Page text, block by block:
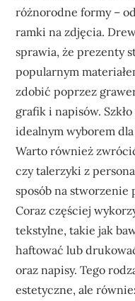
różnorodne formy –
ramki na zdjęcia.
sprawia, że prezenty
popularnym
zdobić poprzez
grafik i napisów.
idealnym wyborem
Warto również
czy talerzyki z
sposób na
Coraz częściej
tekstylne, takie jak
haftować lub
oraz napisy. Tego
estetyczne, ale